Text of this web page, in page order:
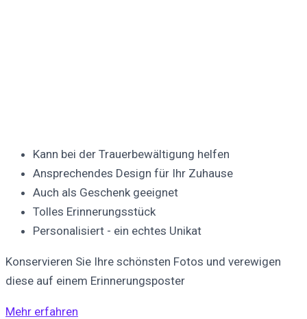
Kann bei der Trauerbewältigung helfen
Ansprechendes Design für Ihr Zuhause
Auch als Geschenk geeignet
Tolles Erinnerungsstück
Personalisiert - ein echtes Unikat
Konservieren Sie Ihre schönsten Fotos und verewigen
diese auf einem Erinnerungsposter
Mehr erfahren